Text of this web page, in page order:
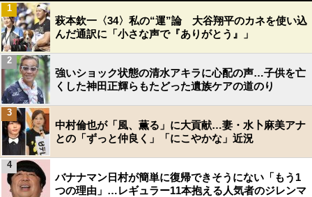
萩本欽一〈34〉私の“運”論 大谷翔平のカネを使い込
んだ通訳に「小さな声で『ありがとう』」
1
強いショック状態の清水アキラに心配の声…子供を亡
くした神田正輝らもたどった遺族ケアの道のり
2
中村倫也が「風、薫る」に大貢献…妻・水卜麻美アナ
との「ずっと仲良く」「にこやかな」近況
3
バナナマン日村が簡単に復帰できそうにない「もう1
つの理由」…レギュラー11本抱える人気者のジレンマ
4